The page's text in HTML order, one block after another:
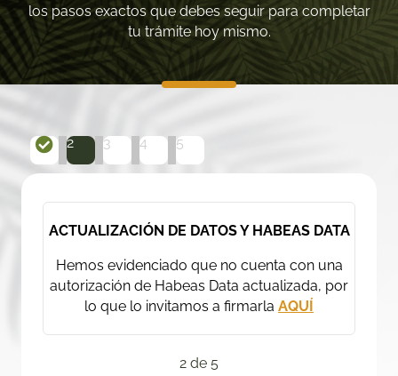
los pasos exactos que debes seguir para completar
tu trámite hoy mismo.
2 3 4 5
ACTUALIZACIÓN DE DATOS Y HABEAS DATA
Hemos evidenciado que no cuenta con una
autorización de Habeas Data actualizada, por
lo que lo invitamos a firmarla AQUÍ
2 de 5